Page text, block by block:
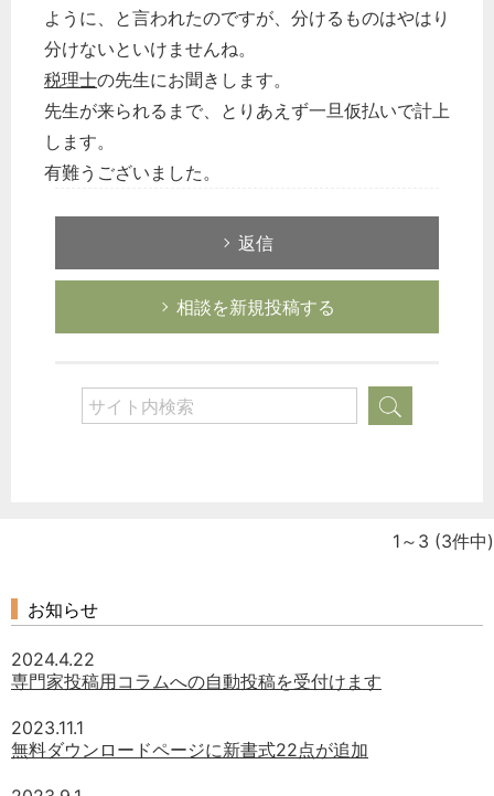
ように、と言われたのですが、分けるものはやはり
分けないといけませんね。
税理士の先生にお聞きします。
先生が来られるまで、とりあえず一旦仮払いで計上
します。
有難うございました。
返信
相談を新規投稿する
企業法務
経営の知恵
1～3 (3件中)
お知らせ
2024.4.22
専門家投稿用コラムへの自動投稿を受付けます
2023.11.1
無料ダウンロードページに新書式22点が追加